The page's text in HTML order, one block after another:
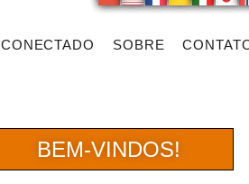
CONECTADO SOBRE
BEM-VINDOS!